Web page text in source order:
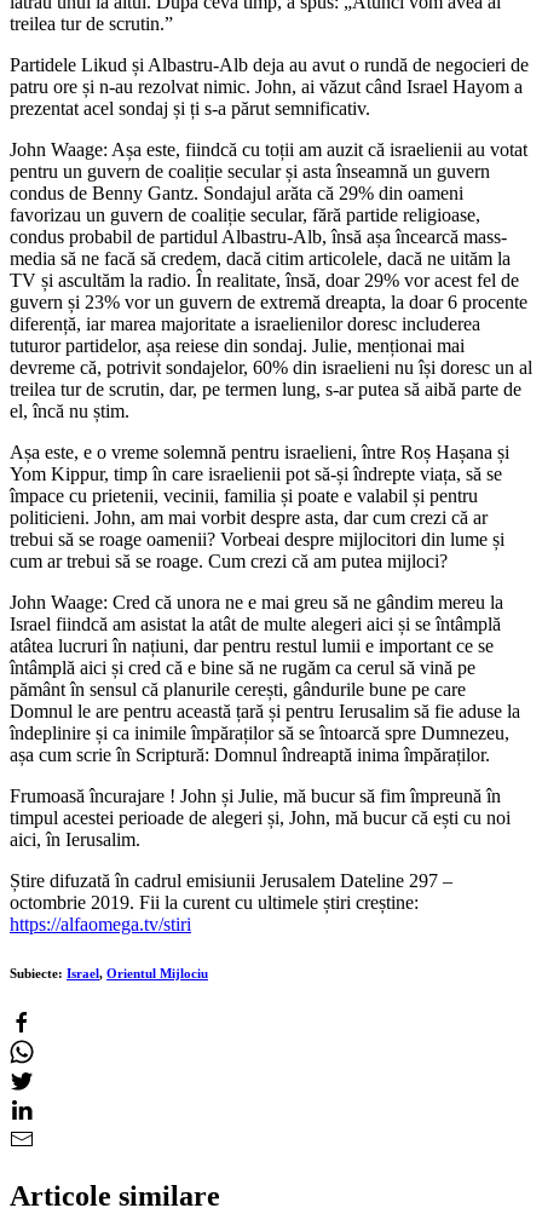
treilea tur de scrutin.”
Partidele Likud și Albastru-Alb deja au avut o rundă de negocieri de
patru ore și n-au rezolvat nimic. John, ai văzut când Israel Hayom a
prezentat acel sondaj și ți s-a părut semnificativ.
John Waage: Așa este, fiindcă cu toții am auzit că israelienii au votat
pentru un guvern de coaliție secular și asta înseamnă un guvern
condus de Benny Gantz. Sondajul arăta că 29% din oameni
favorizau un guvern de coaliție secular, fără partide religioase,
condus probabil de partidul Albastru-Alb, însă așa încearcă mass-
media să ne facă să credem, dacă citim articolele, dacă ne uităm la
TV și ascultăm la radio. În realitate, însă, doar 29% vor acest fel de
guvern și 23% vor un guvern de extremă dreapta, la doar 6 procente
diferență, iar marea majoritate a israelienilor doresc includerea
tuturor partidelor, așa reiese din sondaj. Julie, menționai mai
devreme că, potrivit sondajelor, 60% din israelieni nu își doresc un al
treilea tur de scrutin, dar, pe termen lung, s-ar putea să aibă parte de
el, încă nu știm.
Așa este, e o vreme solemnă pentru israelieni, între Roș Hașana și
Yom Kippur, timp în care israelienii pot să-și îndrepte viața, să se
împace cu prietenii, vecinii, familia și poate e valabil și pentru
politicieni. John, am mai vorbit despre asta, dar cum crezi că ar
trebui să se roage oamenii? Vorbeai despre mijlocitori din lume și
cum ar trebui să se roage. Cum crezi că am putea mijloci?
John Waage: Cred că unora ne e mai greu să ne gândim mereu la
Israel fiindcă am asistat la atât de multe alegeri aici și se întâmplă
atâtea lucruri în națiuni, dar pentru restul lumii e important ce se
întâmplă aici și cred că e bine să ne rugăm ca cerul să vină pe
pământ în sensul că planurile cerești, gândurile bune pe care
Domnul le are pentru această țară și pentru Ierusalim să fie aduse la
îndeplinire și ca inimile împăraților să se întoarcă spre Dumnezeu,
așa cum scrie în Scriptură: Domnul îndreaptă inima împăraților.
Frumoasă încurajare ! John și Julie, mă bucur să fim împreună în
timpul acestei perioade de alegeri și, John, mă bucur că ești cu noi
aici, în Ierusalim.
Știre difuzată în cadrul emisiunii Jerusalem Dateline 297 –
octombrie 2019. Fii la curent cu ultimele știri creștine:
https://alfaomega.tv/stiri
Subiecte: Israel, Orientul Mijlociu
Articole similare